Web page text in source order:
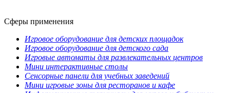
Сферы применения
Игровое оборудование для детских площадок
Игровое оборудование для детского сада
Игровые автоматы для развлекательных центров
Мини интерактивные столы
Сенсорные панели для учебных заведений
Мини игровые зоны для ресторанов и кафе